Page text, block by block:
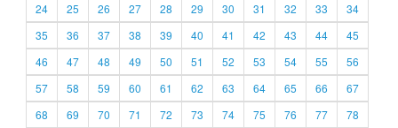
24
25 26 27 28 29 30 31 32 33
34
35
36 37 38 39 40 41 42 43 44
45
46
47 48 49 50 51 52 53 54 55
56
57
58 59 60 61 62 63 64 65 66
67
68
69 70 71 72 73 74 75 76 77
78